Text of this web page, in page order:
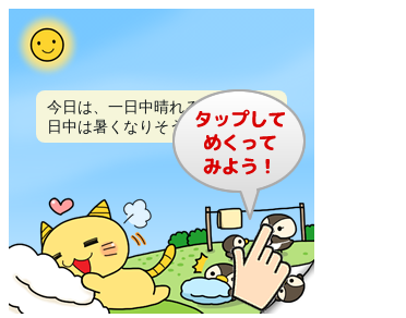
今日は、一日中晴れるでしょう。
日中は暑くなりそうです。